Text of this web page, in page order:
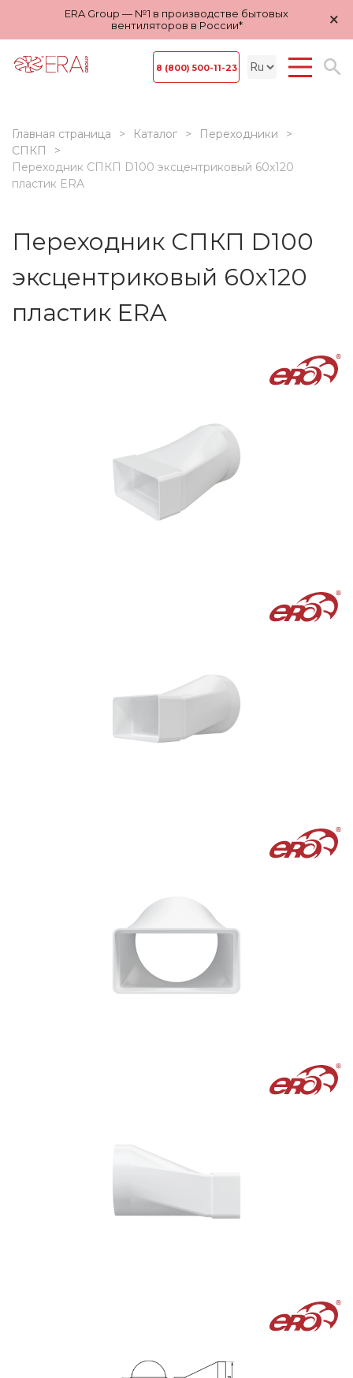
ERA Group — №1 в производстве бытовых
вентиляторов в России*
×
8 (800) 500-11-23
Главная страница Каталог
Переходники
СПКП
Переходник СПКП D100 эксцентриковый 60х120
пластик ERA
Переходник СПКП D100
эксцентриковый 60х120
пластик ERA